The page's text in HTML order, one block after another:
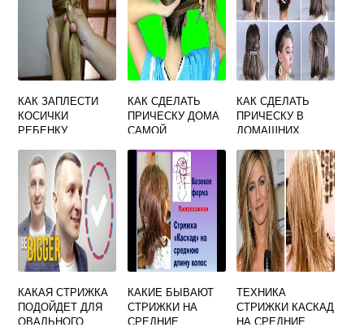
КАК ЗАПЛЕСТИ
КОСИЧКИ
РЕБЕНКУ
ИНСТРУКЦИЯ ДЛЯ
НАЧИНАЮЩЕГО
НА КОРОТКИЕ
ВОЛОСЫ
КАК СДЕЛАТЬ
ПРИЧЕСКУ ДОМА
САМОЙ
КАК СДЕЛАТЬ
ПРИЧЕСКУ В
ДОМАШНИХ
СРЕДНИЕ
ВОЛОСЫ
КАКАЯ СТРИЖКА
ПОДОЙДЕТ ДЛЯ
ОВАЛЬНОГО
КАКИЕ БЫВАЮТ
СТРИЖКИ НА
СРЕДНИЕ
ТЕХНИКА
СТРИЖКИ КАСКАД
НА СРЕДНИЕ